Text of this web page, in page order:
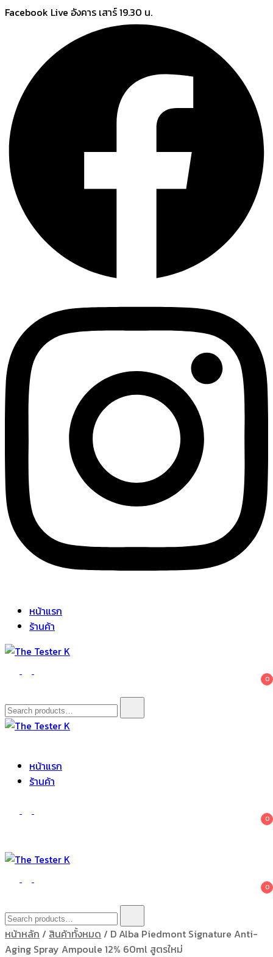
Skip
Facebook Live อังคาร เสาร์ 19.30 น.
หน้าแรก
ร้านค้า
The Tester K
Korean cosmetics 0
Search
for:
หน้าแรก
ร้านค้า
0
The Tester K
Korean cosmetics 0
Search
for:
หน้าหลัก / สินค้าทั้งหมด / D Alba Piedmont Signature Anti-
Aging Spray Ampoule 12% 60ml สูตรใหม่